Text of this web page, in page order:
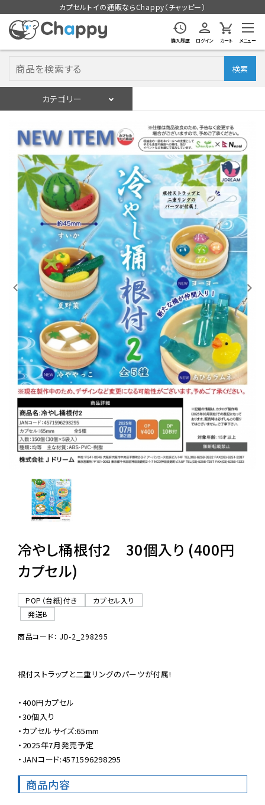
カプセルトイの通販ならChappy（チャッピー）
購入履歴 ログイン カート メニュー
検索
カテゴリー
ログイン 会員登録
入荷スケジュールをチェック
カプセルトイマシン本体
カプセルトイ
販促用空カプセル
レンタル
景品・玩具・文具
販促用カプセルトイ
よくあるご質問
ご利用ガイド
06-6282-7659
冷やし桶根付2 30個入り (400円
カプセル)
POP（台紙)付き
カプセル入り
発送B
商品コード： JD-2_298295
根付ストラップと二重リングのパーツが付属!
・400円カプセル
・30個入り
・カプセルサイズ:65mm
・2025年7月発売予定
・JANコード:4571596298295
商品内容